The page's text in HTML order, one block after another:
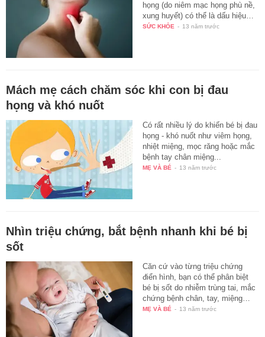
họng (do niêm mạc họng phù nề,
xung huyết) có thể là dấu hiệu…
SỨC KHỎE - 13 năm trước
Mách mẹ cách chăm sóc khi con bị đau
họng và khó nuốt
Có rất nhiều lý do khiến bé bị đau
họng - khó nuốt như viêm họng,
nhiệt miệng, mọc răng hoặc mắc
bệnh tay chân miệng...
MẸ VÀ BÉ - 13 năm trước
Nhìn triệu chứng, bắt bệnh nhanh khi bé bị
sốt
Căn cứ vào từng triệu chứng
điển hình, bạn có thể phân biệt
bé bị sốt do nhiễm trùng tai, mắc
chứng bệnh chân, tay, miệng…
MẸ VÀ BÉ - 13 năm trước